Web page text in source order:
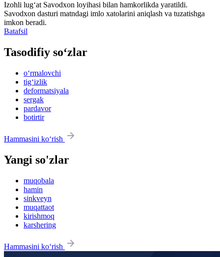
Izohli lugʻat Savodxon loyihasi bilan hamkorlikda yaratildi.
Savodxon dasturi matndagi imlo xatolarini aniqlash va tuzatishga
imkon beradi.
Batafsil
Tasodifiy so‘zlar
o‘rmalovchi
tig‘izlik
deformatsiyala
sergak
pardavor
botirtir
Hammasini ko‘rish
Yangi so'zlar
muqobala
hamin
sinkveyn
muqattaot
kirishmoq
karshering
Hammasini ko‘rish